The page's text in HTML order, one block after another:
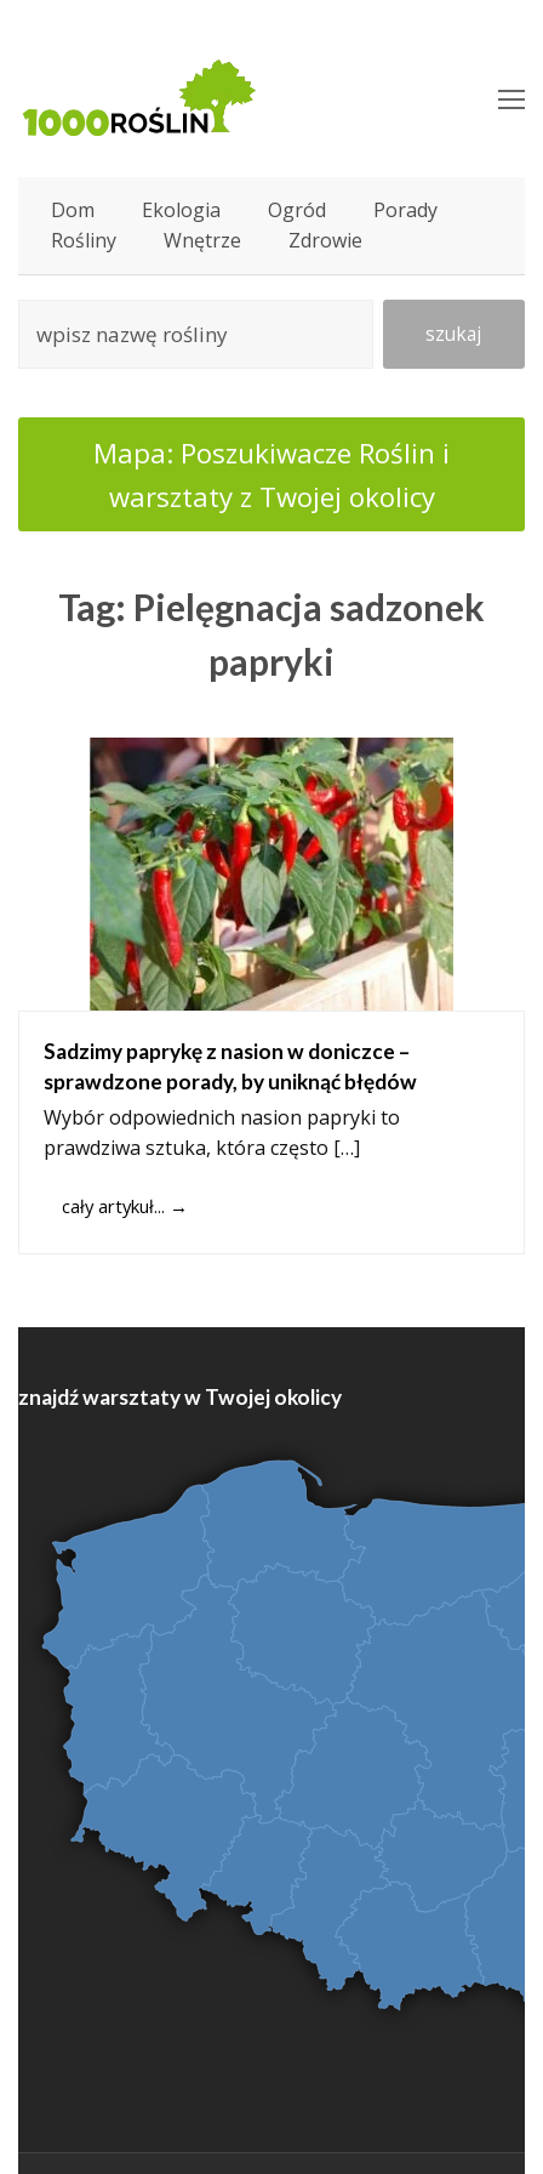
Dom Ekologia Ogród
Porady
Rośliny
Wnętrze Zdrowie
szukaj
Mapa: Poszukiwacze Roślin i
warsztaty z Twojej okolicy
Tag: Pielęgnacja sadzonek
papryki
Sadzimy paprykę z nasion w doniczce –
sprawdzone porady, by uniknąć błędów
Wybór odpowiednich nasion papryki to
prawdziwa sztuka, która często […]
cały artykuł... →
znajdź warsztaty w Twojej okolicy